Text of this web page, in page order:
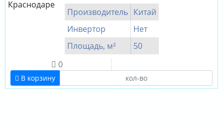
Производитель Китай
Инвертор
Нет
Площадь, м²
50
0
В корзину